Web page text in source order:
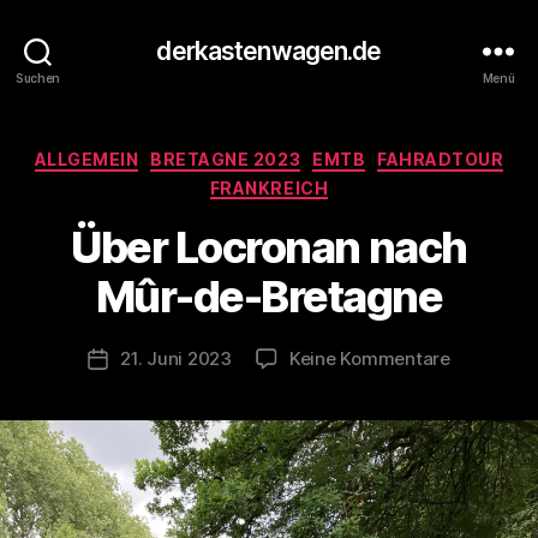
Suchen
derkastenwagen.de
Menü
Kategorien
ALLGEMEIN BRETAGNE 2023 EMTB
FAHRADTOUR
FRANKREICH
Über Locronan nach
Mûr-de-Bretagne
Beitragsautor
o
n
e
r
K
a
t
n
w
a
g
e
Veröffentlichungsdatum
21. Juni 2023 Keine Kommentarezu
nach
Mûr-
de-
Bretagne